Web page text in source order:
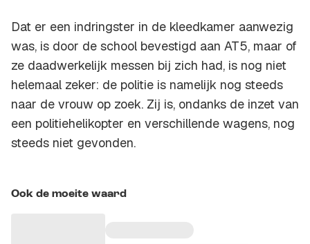
Dat er een indringster in de kleedkamer aanwezig
was, is door de school bevestigd aan AT5, maar of
ze daadwerkelijk messen bij zich had, is nog niet
helemaal zeker: de politie is namelijk nog steeds
naar de vrouw op zoek. Zij is, ondanks de inzet van
een politiehelikopter en verschillende wagens, nog
steeds niet gevonden.
Ook de moeite waard